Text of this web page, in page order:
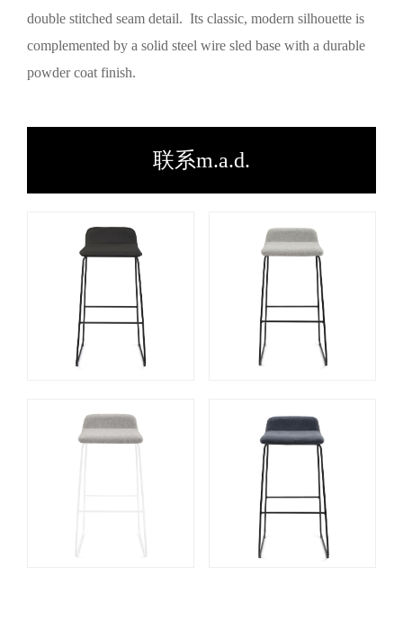
double stitched seam detail. Its classic, modern silhouette is
complemented by a solid steel wire sled base with a durable
powder coat finish.
联系m.a.d.